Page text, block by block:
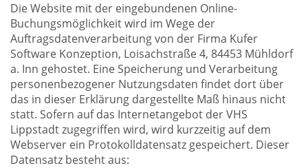
Die Website mit der eingebundenen Online-
Buchungsmöglichkeit wird im Wege der
Auftragsdatenverarbeitung von der Firma Kufer
Software Konzeption, Loisachstraße 4, 84453 Mühldorf
a. Inn gehostet. Eine Speicherung und Verarbeitung
personenbezogener Nutzungsdaten findet dort über
das in dieser Erklärung dargestellte Maß hinaus nicht
statt. Sofern auf das Internetangebot der VHS
Lippstadt zugegriffen wird, wird kurzzeitig auf dem
Webserver ein Protokolldatensatz gespeichert. Dieser
Datensatz besteht aus: